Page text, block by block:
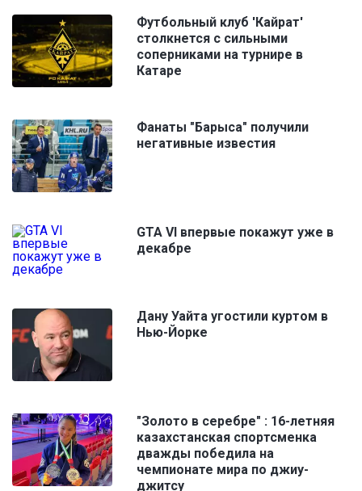
Футбольный клуб 'Кайрат'
столкнется с сильными
соперниками на турнире в
Катаре
Фанаты "Барыса" получили
негативные известия
GTA VI впервые покажут уже в
декабре
Дану Уайта угостили куртом в
Нью-Йорке
"Золото в серебре" : 16-летняя
казахстанская спортсменка
дважды победила на
чемпионате мира по джиу-
джитсу